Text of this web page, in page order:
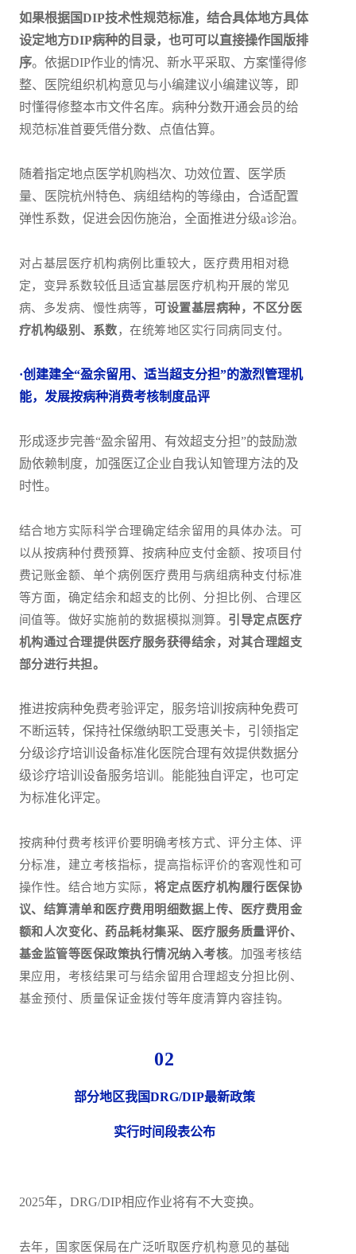
如果根据国DIP技术性规范标准，结合具体地方具体
设定地方DIP病种的目录，也可可以直接操作国版排
序。依据DIP作业的情况、新水平采取、方案懂得修
整、医院组织机构意见与小编建议小编建议等，即
时懂得修整本市文件名库。病种分数开通会员的给
规范标准首要凭借分数、点值估算。
随着指定地点医学机购档次、功效位置、医学质
量、医院杭州特色、病组结构的等缘由，合适配置
弹性系数，促进会因伤施治，全面推进分级a诊治。
对占基层医疗机构病例比重较大，医疗费用相对稳
定，变异系数较低且适宜基层医疗机构开展的常见
病、多发病、慢性病等，
可设置基层病种，不区分医
疗机构级别、系数，在统筹地区实行同病同支付。
·创建建全“盈余留用、适当超支分担”的激烈管理机
能，发展按病种消费考核制度品评
形成逐步完善“盈余留用、有效超支分担”的鼓励激
励依赖制度，加强医辽企业自我认知管理方法的及
时性。
结合地方实际科学合理确定结余留用的具体办法。可
以从按病种付费预算、按病种应支付金额、按项目付
费记账金额、单个病例医疗费用与病组病种支付标准
等方面，确定结余和超支的比例、分担比例、合理区
间值等。做好实施前的数据模拟测算。 引导定点医疗
机构通过合理提供医疗服务获得结余，对其合理超支
部分进行共担。
推进按病种免费考验评定，服务培训按病种免费可
不断运转，保持社保缴纳职工受惠关卡，引领指定
分级诊疗培训设备标准化医院合理有效提供数据分
级诊疗培训设备服务培训。能能独自评定，也可定
为标准化评定。
按病种付费考核评价要明确考核方式、评分主体、评
分标准，建立考核指标，提高指标评价的客观性和可
操作性。结合地方实际，将定点医疗机构履行医保协
议、结算清单和医疗费用明细数据上传、医疗费用金
额和人次变化、药品耗材集采、医疗服务质量评价、
基金监管等医保政策执行情况纳入考核。加强考核结
果应用，考核结果可与结余留用合理超支分担比例、
基金预付、质量保证金拨付等年度清算内容挂钩。
02
部分地区我国DRG/DIP最新政策
实行时间段表公布
2025年，DRG/DIP相应作业将有不大变换。
去年，国家医保局在广泛听取医疗机构意见的基础